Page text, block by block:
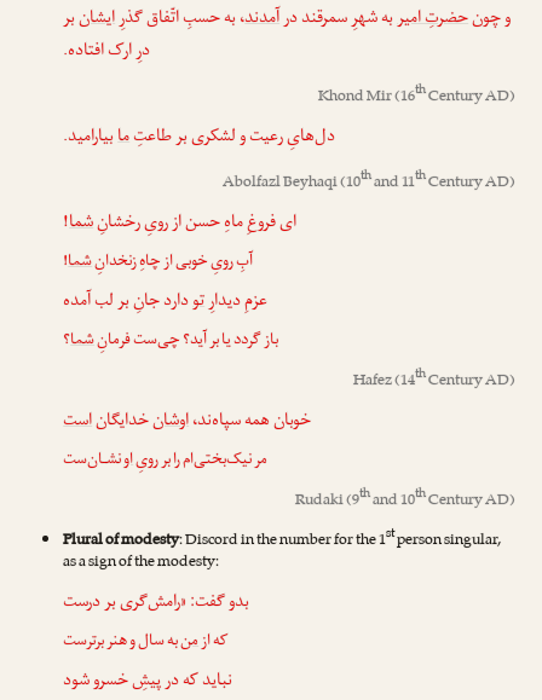
و چونحضرتِ امیربه شهرِ سمرقند درآمدند، به حسبِ اتّفاق گذرِایشانبر
درِ ارک افتاده.
Khond Mir(16thCentury AD)
دل‌هایِ رعیت و لشکری بر طاعتِمابیارامید.
Abolfazl Beyhaqi(10thand 11thCentury AD)
ای فروغِ ماهِ حسن از رویِ رخشانِشما!
آبِ رویِ خوبی از چاهِ زنخدانِشما!
عزمِ دیدارِتودارد جانِ بر لب آمده
باز گردد یا بر آید؟ چی‌ست فرمانِشما؟
Hafez(14thCentury AD)
خوبان همه سپاه‌ند،اوشانخدایگاناست
مر نیک‌بختی‌ام را بر رویِاونشـان‌ست
Rudaki(9thand 10thCentury AD)
Plural of modesty: Discord in the number for the 1stperson singular,
as a sign of the modesty:
بدو گفت: «رامش‌گری بر درست
که ازمنبه سال و هنر برترست
نباید که در پیشِ خسرو شود